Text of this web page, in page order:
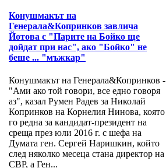
Конушмакът на
Генерала&Копринков завлича
Йотова с "Парите на Бойко ще
дойдат при нас", ако "Бойко" не
беше ... "мъжкар"
Конушмакът на Генерала&Копринков -
"Ами ако той говори, все едно говоря
аз", казал Румен Радев за Николай
Копринков на Корнелия Нинова, която
го редна за кандидат-президент на
среща през юли 2016 г. с шефа на
Думата ген. Сергей Наришкин, който
след няколко месеца стана директор на
СВР, а Ген...